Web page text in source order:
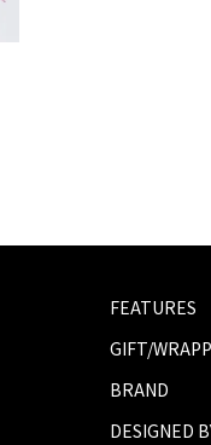
FEATURES
GIFT/
BRAND
DESIGNED